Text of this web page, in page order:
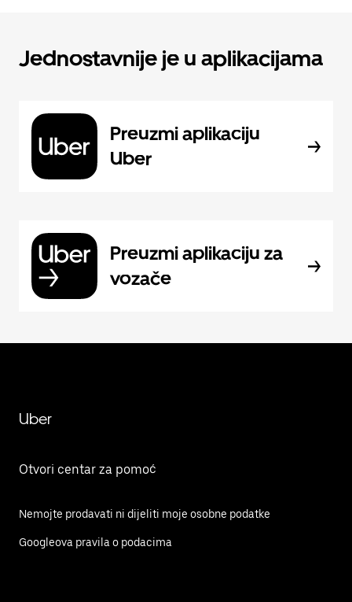
Jednostavnije je u aplikacijama
Preuzmi aplikaciju
Uber
Preuzmi aplikaciju za
vozače
Uber
Otvori centar za pomoć
Nemojte prodavati ni dijeliti moje osobne podatke
Googleova pravila o podacima